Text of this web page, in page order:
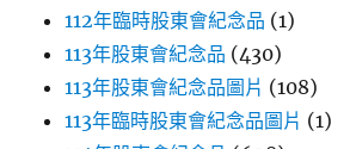
112年臨時股東會紀念品 (1)
113年股東會紀念品 (430)
113年股東會紀念品圖片 (108)
113年臨時股東會紀念品圖片 (1)